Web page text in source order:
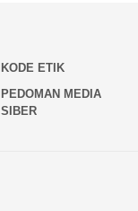
KODE ETIK
PEDOMAN MEDIA
SIBER